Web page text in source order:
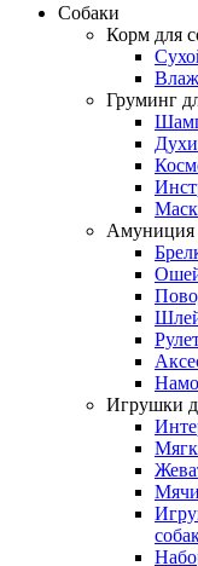
Собаки
Корм для
Груминг
Амуниция
Игрушки